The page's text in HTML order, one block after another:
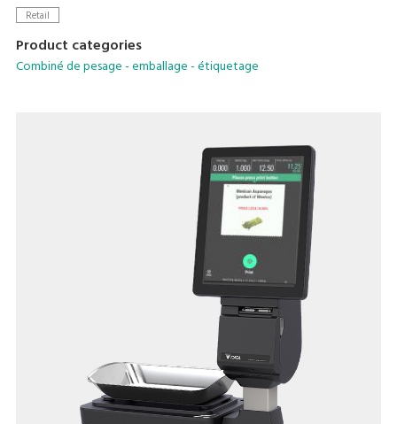
Retail
Product categories
Combiné de pesage - emballage - étiquetage